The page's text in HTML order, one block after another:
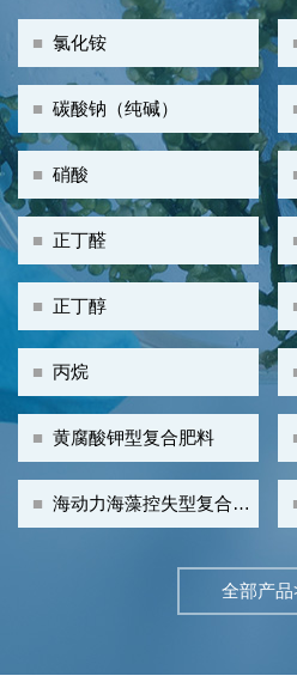
■ 氯化铵
■ 碳酸钠（纯碱）
■ 硝酸
■ 正丁醛
■ 正丁醇
■ 丙烷
■ 黄腐酸钾型复合肥料
■ 海动力海藻控失型复合肥
全部产品